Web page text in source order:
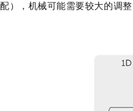
配），机械可能需要较大的调